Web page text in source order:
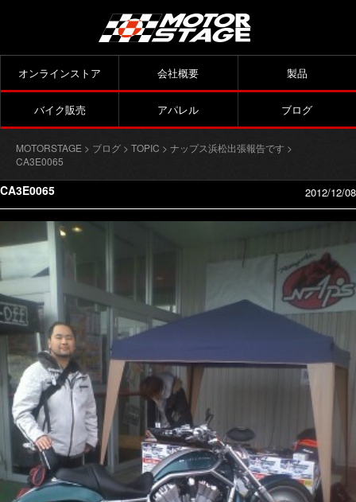
オンラインストア 会社概要 製品
バイク販売 アパレル ブログ
MOTORSTAGE > ブログ > TOPIC > ナップス浜松出張報告です >
CA3E0065
CA3E0065 2012/12/08